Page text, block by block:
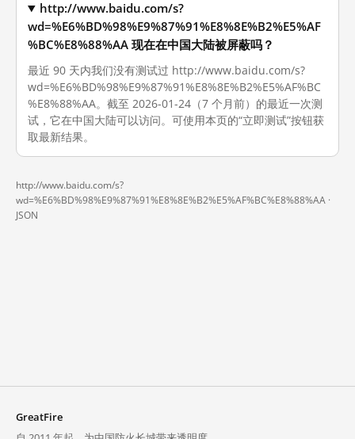
http://www.baidu.com/s?
wd=%E6%BD%98%E9%87%91%E8%8E%B2%E5%AF
%BC%E8%88%AA 现在在中国大陆被屏蔽吗？
最近 90 天内我们没有测试过 http://www.baidu.com/s?
wd=%E6%BD%98%E9%87%91%E8%8E%B2%E5%AF%BC
%E8%88%AA。截至 2026-01-24（7 个月前）的最近一次测
试，它在中国大陆可以访问。可使用本页的“立即测试”按钮获
取最新结果。
http://www.baidu.com/s?
wd=%E6%BD%98%E9%87%91%E8%8E%B2%E5%AF%BC%E8%88%AA ·
JSON
GreatFire